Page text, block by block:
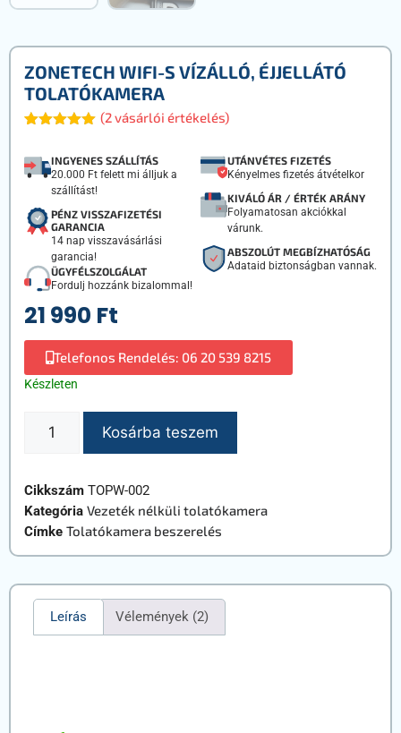
ZONETECH WIFI-S VÍZÁLLÓ, ÉJJELLÁTÓ
TOLATÓKAMERA
ből,
értékelés
alapján
(2vásárlói értékelés)
INGYENES SZÁLLÍTÁS
20.000 Ft felett mi álljuk a
szállítást!
PÉNZ VISSZAFIZETÉSI
GARANCIA
14 nap visszavásárlási
garancia!
ÜGYFÉLSZOLGÁLAT
Fordulj hozzánk bizalommal!
UTÁNVÉTES FIZETÉS
Kényelmes fizetés átvételkor
KIVÁLÓ ÁR / ÉRTÉK ARÁNY
Folyamatosan akciókkal
várunk.
ABSZOLÚT MEGBÍZHATÓSÁG
Adataid biztonságban vannak.
21 990 Ft
Telefonos Rendelés: 06 20 539 8215
Készleten
Kosárba teszem
Cikkszám TOPW-002
Kategória Vezeték nélküli tolatókamera
Címke Tolatókamera beszerelés
Leírás Vélemények (2)